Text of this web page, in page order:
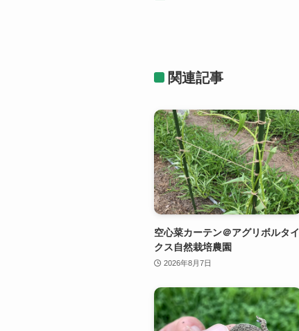
関連記事
空心菜カーテン＠アグリボルタイ
クス自然栽培農園
2026年8月7日